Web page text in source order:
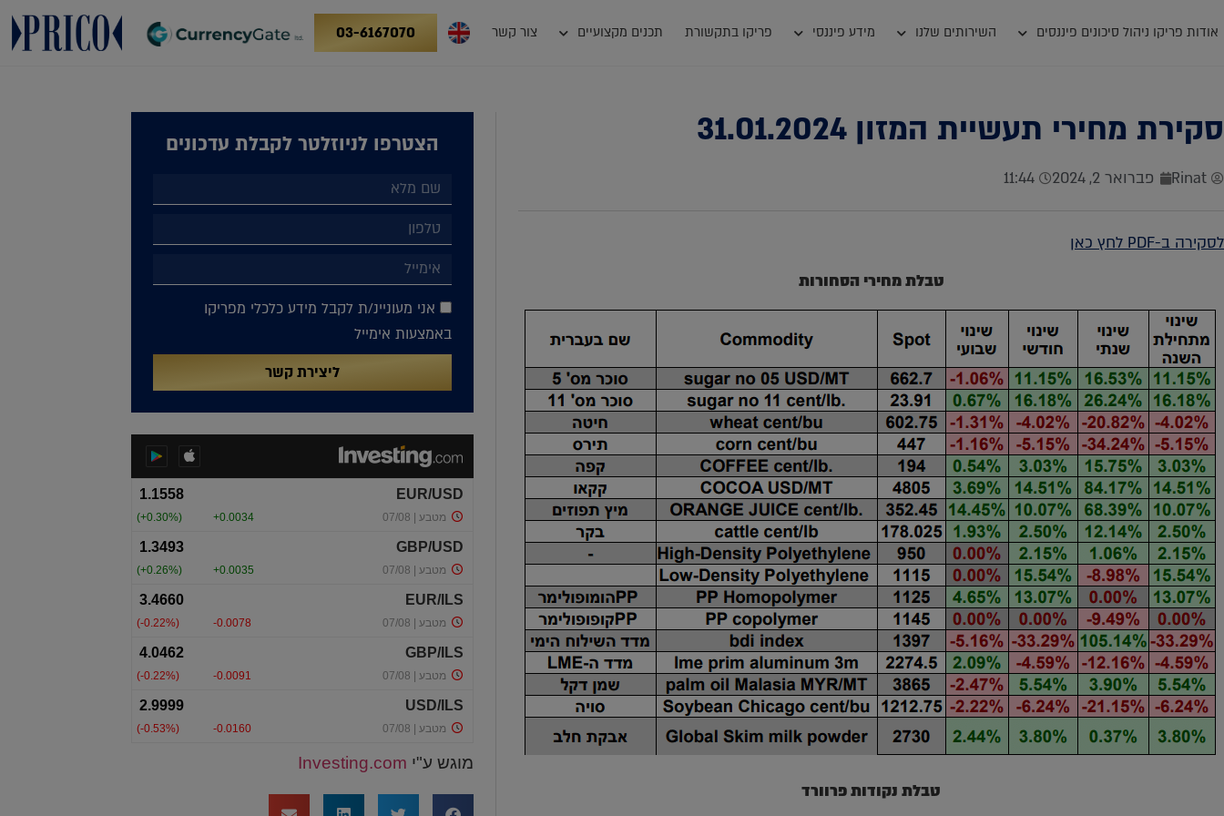
אודות פריקו ניהול סיכונים פיננסים השירותים שלנו מידע פיננסי פריקו בתקשורת תכנים מקצועיים צור קשר 03-6167070
סקירת מחירי תעשיית המזון 31.01.2024
Rinat פברואר 2, 2024 11:44
לסקירה ב-PDF לחץ כאן
טבלת מחירי הסחורות
טבלת נקודות פרוורד
הצטרפו לניוזלטר לקבלת עדכונים
אני מעוניינ/ת לקבל מידע כלכלי מפריקו
באמצעות אימייל
ליצירת קשר
מוגש ע"י Investing.com